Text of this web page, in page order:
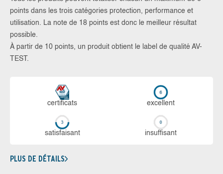
points dans les trois catégories protection, performance et
utilisation. La note de 18 points est donc le meilleur résultat
possible.
À partir de 10 points, un produit obtient le label de qualité AV-
TEST.
certi­ficats ex­cellent
sa­tis­fai­sant in­suf­fi­sant
PLUS DE DÉTAILS